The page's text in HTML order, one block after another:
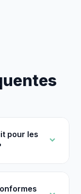
pour les